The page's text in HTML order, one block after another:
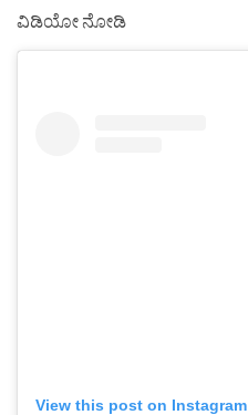
ವಿಡಿಯೋ ನೋಡಿ
View this post on Instagram